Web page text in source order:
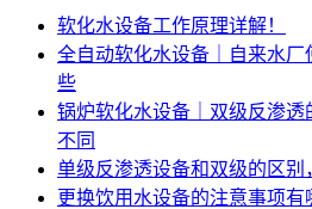
软化水设备工作原理详解！
全自动软化水设备｜自来水
些
锅炉软化水设备｜双级反渗
不同
单级反渗透设备和双级的区别
更换饮用水设备的注意事项有